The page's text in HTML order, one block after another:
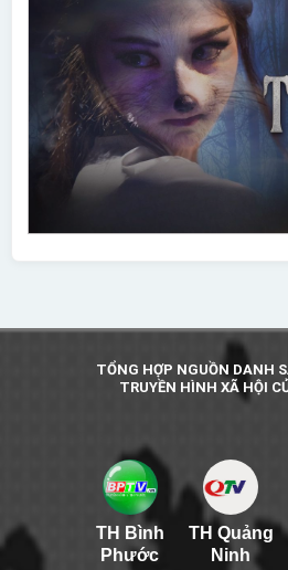
TỔNG HỢP NGUỒN DANH
TRUYỀN HÌNH XÃ HỘI
TH Bình
Phước
TH Quảng
Ninh